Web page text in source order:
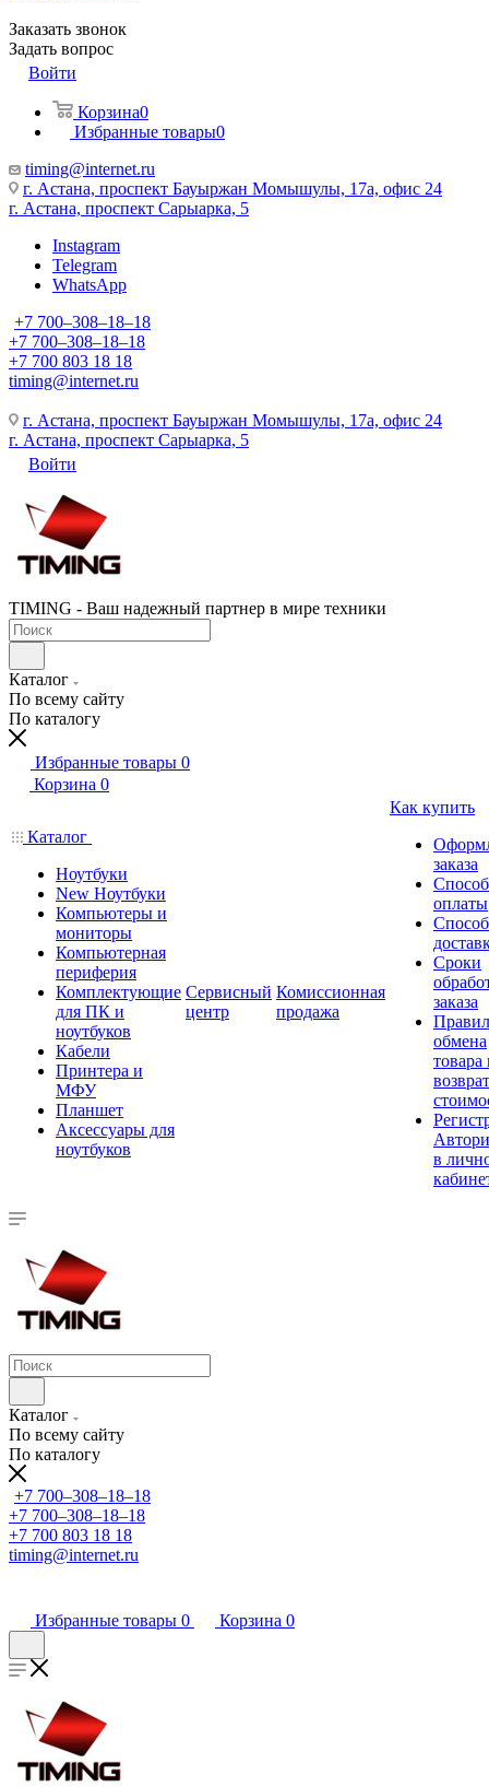
Заказать звонок
Задать вопрос
Войти
Корзина0
Избранные товары0
timing@internet.ru
г. Астана, проспект Бауыржан Момышулы, 17а, офис 24
г. Астана, проспект Сарыарка, 5
Instagram
Telegram
WhatsApp
+7 700‒308‒18‒18
+7 700‒308‒18‒18
+7 700 803 18 18
timing@internet.ru
г. Астана, проспект Бауыржан Момышулы, 17а, офис 24
г. Астана, проспект Сарыарка, 5
Войти
TIMING - Ваш надежный партнер в мире техники
Каталог
По всему сайту
По каталогу
Избранные товары 0
Корзина 0
Каталог
Ноутбуки
New Ноутбуки
Компьютеры и
мониторы
Компьютерная
периферия
Комплектующие
для ПК и
ноутбуков
Кабели
Принтера и
МФУ
Планшет
Аксессуары для
ноутбуков
Сервисный
центр
Комиссионная
продажа
Как купить
заказа
оплаты
Сроки
заказа
обмена
товара
в
Каталог
По всему сайту
По каталогу
+7 700‒308‒18‒18
+7 700‒308‒18‒18
+7 700 803 18 18
timing@internet.ru
Избранные товары 0 Корзина 0